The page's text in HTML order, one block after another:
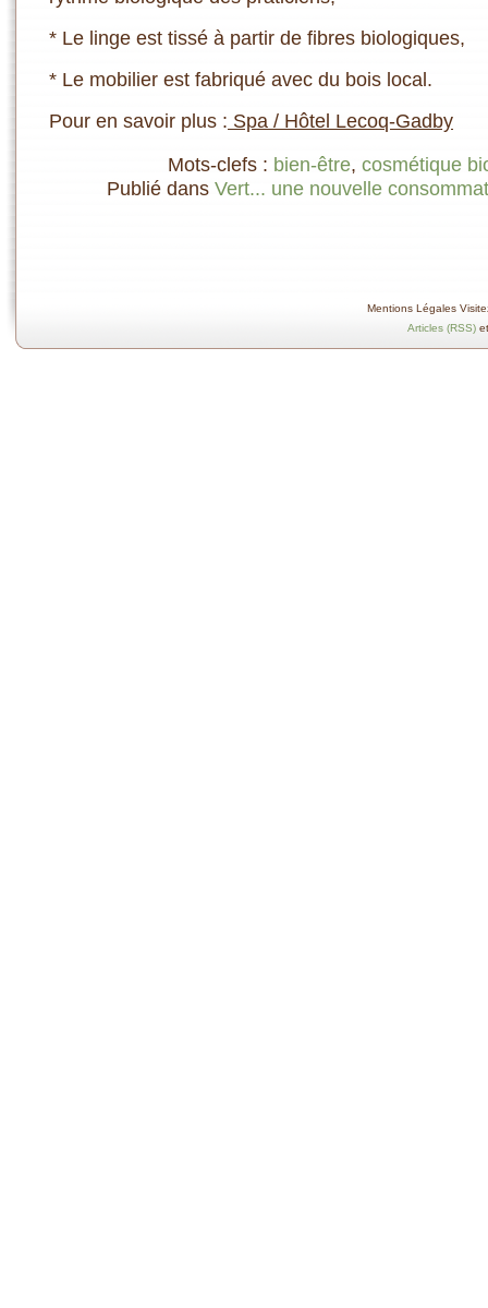
* Le linge est tissé à partir de fibres biologiques,
* Le mobilier est fabriqué avec du bois local.
Pour en savoir plus : Spa / Hôtel Lecoq-Gadby
Mots-clefs : bien-être, cosmétique
Publié dans Vert... une nouvelle
Mentions Légales
Articles (RSS)